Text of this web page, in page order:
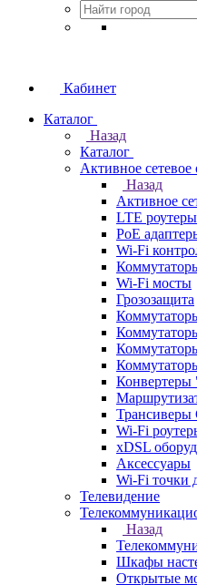
Кабинет
Каталог
Назад
Каталог
Активное сетевое
Назад
Активное
LTE роутеры
PoE
Wi-Fi
Wi-Fi мосты
Грозозащита
Трансиверы
Wi-Fi
xDSL
Аксессуары
Wi-Fi точки
Телевидение
Назад
Шкафы
Открытые